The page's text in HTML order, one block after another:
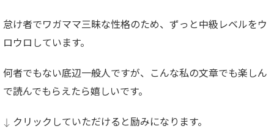
怠け者でワガママ三昧な性格のため、ずっと中級レベルをウ
ロウロしています。
何者でもない底辺一般人ですが、こんな私の文章でも楽しん
で読んでもらえたら嬉しいです。
↓ クリックしていただけると励みになります。